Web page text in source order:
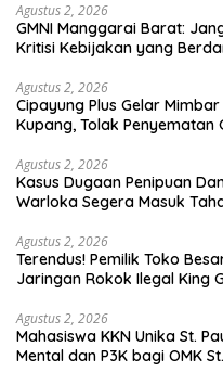
Agustus 2, 2026
GMNI Manggarai Barat:
Kritisi Kebijakan yang
Agustus 2, 2026
Cipayung Plus Gelar
Kupang, Tolak
Agustus 2, 2026
Kasus Dugaan Penipuan
Warloka Segera Masuk
Agustus 2, 2026
Terendus! Pemilik Toko
Jaringan Rokok Ilegal King
Agustus 2, 2026
Mahasiswa KKN Unika St.
Mental dan P3K bagi OMK